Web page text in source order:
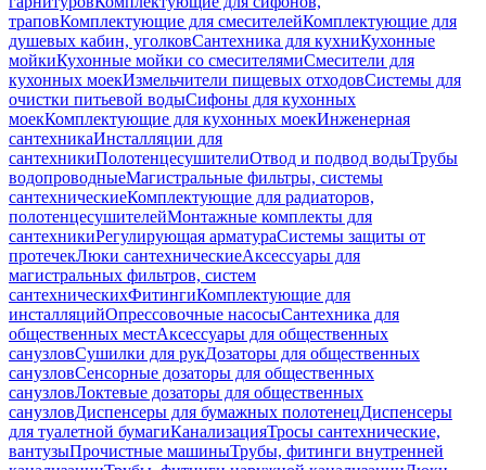
траповКомплектующие для смесителейКомплектующие для
душевых кабин, уголковСантехника для кухниКухонные
мойкиКухонные мойки со смесителямиСмесители для
кухонных моекИзмельчители пищевых отходовСистемы для
очистки питьевой водыСифоны для кухонных
моекКомплектующие для кухонных моекИнженерная
сантехникаИнсталляции для
сантехникиПолотенцесушителиОтвод и подвод водыТрубы
водопроводныеМагистральные фильтры, системы
сантехническиеКомплектующие для радиаторов,
полотенцесушителейМонтажные комплекты для
сантехникиРегулирующая арматураСистемы защиты от
протечекЛюки сантехническиеАксессуары для
магистральных фильтров, систем
сантехническихФитингиКомплектующие для
инсталляцийОпрессовочные насосыСантехника для
общественных местАксессуары для общественных
санузловСушилки для рукДозаторы для общественных
санузловСенсорные дозаторы для общественных
санузловЛоктевые дозаторы для общественных
санузловДиспенсеры для бумажных полотенецДиспенсеры
для туалетной бумагиКанализацияТросы сантехнические,
вантузыПрочистные машиныТрубы, фитинги внутренней